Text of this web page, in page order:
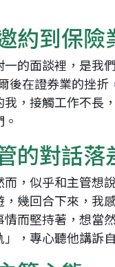
約到保險
的面談裡，是我
後在證券業的挫
，接觸工作不長
的對話落
，似乎和主管想
幾回合下來，我
而堅持著，想當
，專心聽他講訴